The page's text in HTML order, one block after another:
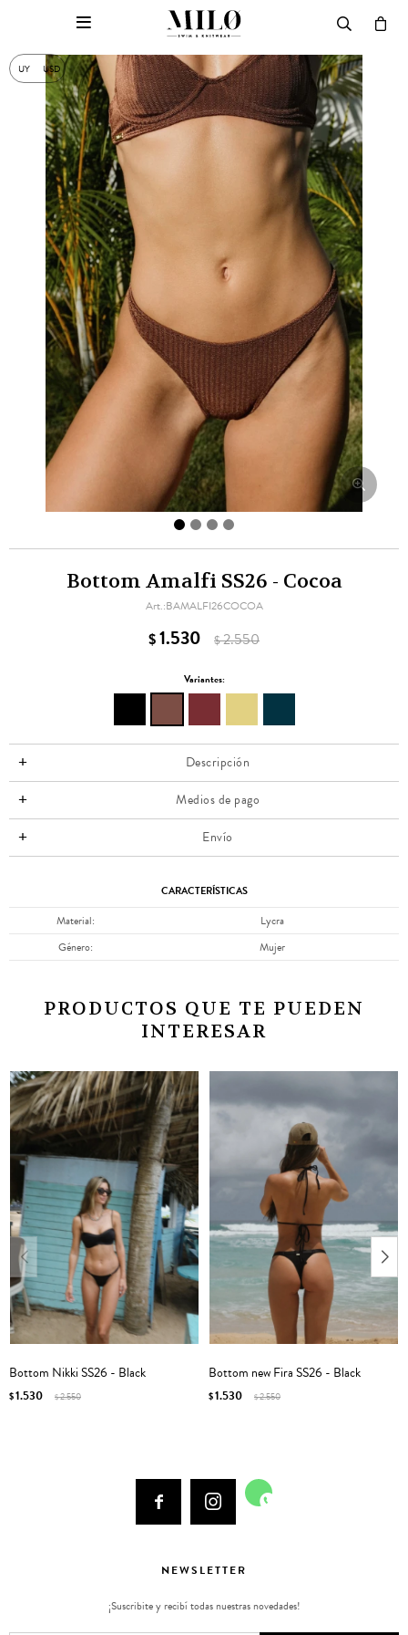
UY USD

Bottom Amalfi SS26 - Cocoa
BAMALFI26COCOA
$1.530 $2.550
Variantes:
Descripción
Medios de pago
Envío
CARACTERÍSTICAS
Material
Lycra
Género
Mujer
PRODUCTOS QUE TE PUEDEN
INTERESAR
Bottom Nikki SS26 - Black
$1.530 $2.550
Bottom new Fira SS26 - Black
$1.530 $2.550
  
NEWSLETTER
¡Suscribite y recibí todas nuestras novedades!